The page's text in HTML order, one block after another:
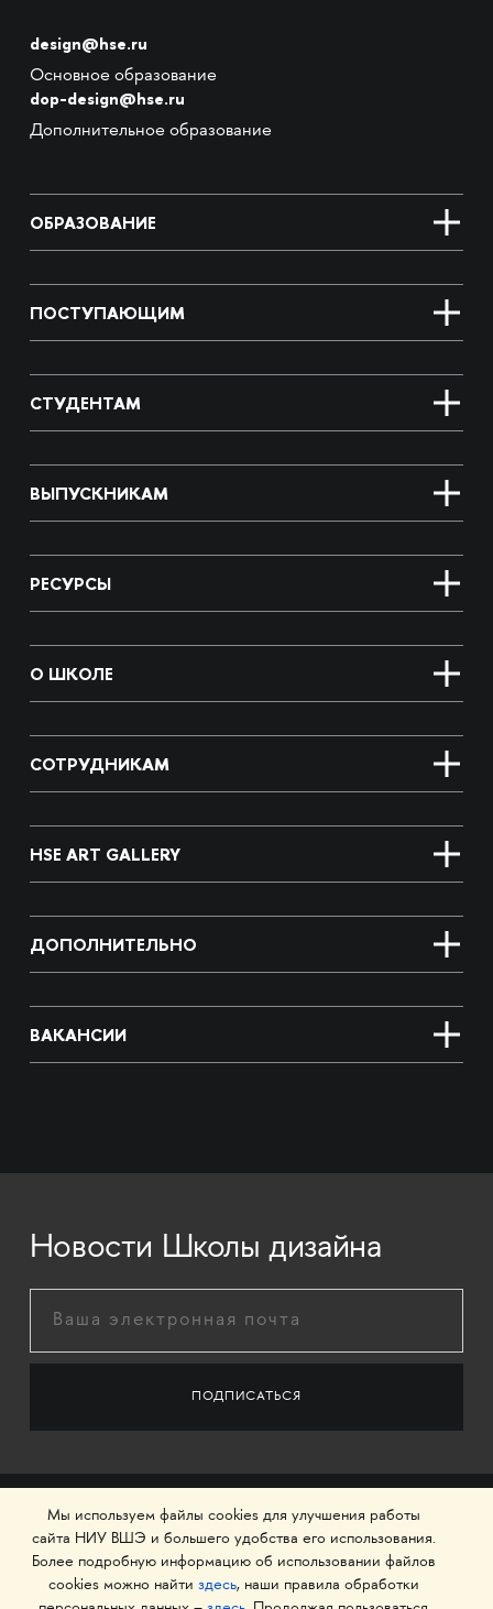
design@hse.ru
Основное образование
dop-design@hse.ru
Дополнительное образование
ОБРАЗОВАНИЕ
ПОСТУПАЮЩИМ
СТУДЕНТАМ
ВЫПУСКНИКАМ
РЕСУРСЫ
О ШКОЛЕ
СОТРУДНИКАМ
HSE ART GALLERY
ДОПОЛНИТЕЛЬНО
ВАКАНСИИ
Новости Школы дизайна
Мы используем файлы cookies для улучшения работы
сайта НИУ ВШЭ и большего удобства его использования.
Более подробную информацию об использовании файлов
cookies можно найти здесь, наши правила обработки